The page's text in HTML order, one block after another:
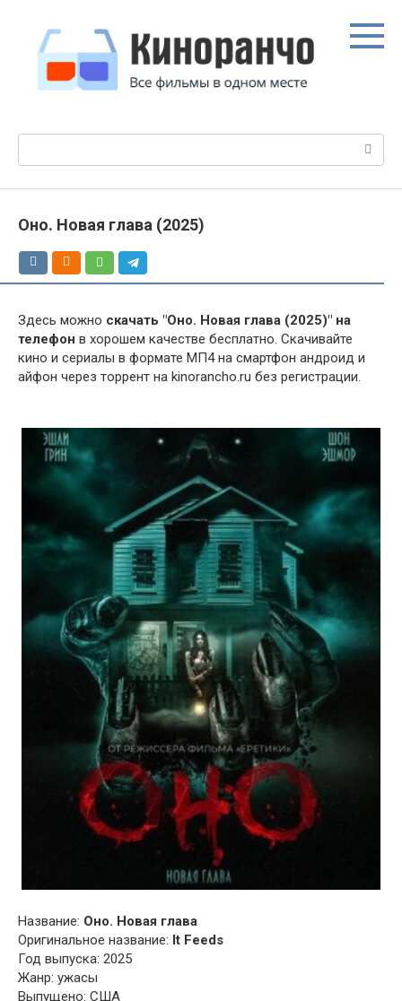
контенту
Оно. Новая глава (2025)
Здесь можно скачать "Оно. Новая глава (2025)" на
телефон в хорошем качестве бесплатно. Скачивайте
кино и сериалы в формате МП4 на смартфон андроид и
айфон через торрент на kinorancho.ru без регистрации.
Название: Оно. Новая глава
Оригинальное название: It Feeds
Год выпуска: 2025
Жанр: ужасы
Выпущено: США